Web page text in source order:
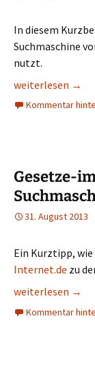
In diesem
Suchmaschine
nutzt.
Gesetze-im-
weiterlesen →
Kommentar
Gesetze-
31. August 2013
Ein Kurztipp,
Internet.de zu
Gesetze-im-
weiterlesen →
Kommentar